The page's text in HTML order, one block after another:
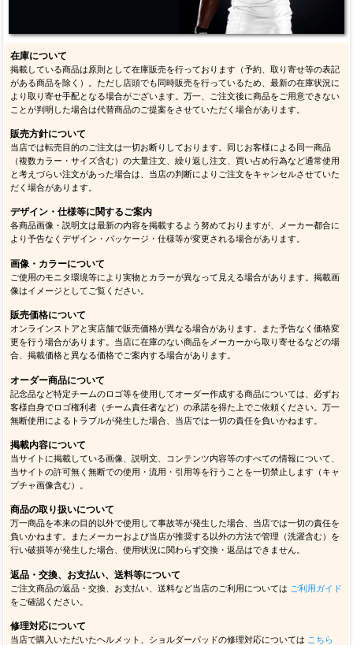
在庫について
掲載している商品は原則として在庫販売を行っております（予約、取り寄せ等の表記
がある商品を除く）。ただし店頭でも同時販売を行っているため、最新の在庫状況に
より取り寄せ手配となる場合がございます。万一、ご注文後に商品をご用意できない
ことが判明した場合は代替商品のご提案をさせていただく場合があります。
販売方針について
当店では転売目的のご注文は一切お断りしております。同じお客様による同一商品
（複数カラー・サイズ含む）の大量注文、繰り返し注文、買い占め行為など通常使用
と考えづらい注文があった場合は、当店の判断によりご注文をキャンセルさせていた
だく場合があります。
デザイン・仕様等に関するご案内
各商品画像・説明文は最新の内容を掲載するよう努めておりますが、メーカー都合に
より予告なくデザイン・パッケージ・仕様等が変更される場合があります。
画像・カラーについて
ご使用のモニタ環境等により実物とカラーが異なって見える場合があります。掲載画
像はイメージとしてご覧ください。
販売価格について
オンラインストアと実店舗で販売価格が異なる場合があります。また予告なく価格変
更を行う場合があります。当店に在庫のない商品をメーカーから取り寄せるなどの場
合、掲載価格と異なる価格でご案内する場合があります。
オーダー商品について
記念品など特定チームのロゴ等を使用してオーダー作成する商品については、必ずお
客様自身でロゴ権利者（チーム責任者など）の承諾を得た上でご依頼ください。万一
無断使用によるトラブルが発生した場合、当店では一切の責任を負いかねます。
掲載内容について
当サイトに掲載している画像、説明文、コンテンツ内容等のすべての情報について、
当サイトの許可無く無断での使用・流用・引用等を行うことを一切禁止します（キャ
プチャ画像含む）。
商品の取り扱いについて
万一商品を本来の目的以外で使用して事故等が発生した場合、当店では一切の責任を
負いかねます。またメーカーおよび当店が推奨する以外の方法で管理（洗濯含む）を
行い破損等が発生した場合、使用状況に関わらず交換・返品はできません。
返品・交換、お支払い、送料等について
ご注文商品の返品・交換、お支払い、送料など当店のご利用については ご利用ガイド
をご確認ください。
修理対応について
当店で購入いただいたヘルメット、ショルダーパッドの修理対応については こちら